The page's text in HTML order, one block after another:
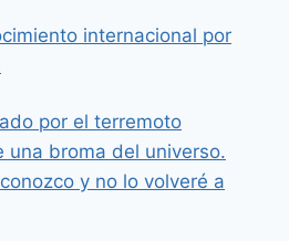
internacional por
por el terremoto
una broma del universo.
y no lo volveré a